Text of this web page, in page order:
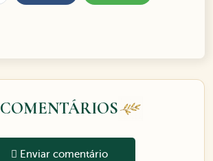
COMENTÁRIOS
Enviar comentário